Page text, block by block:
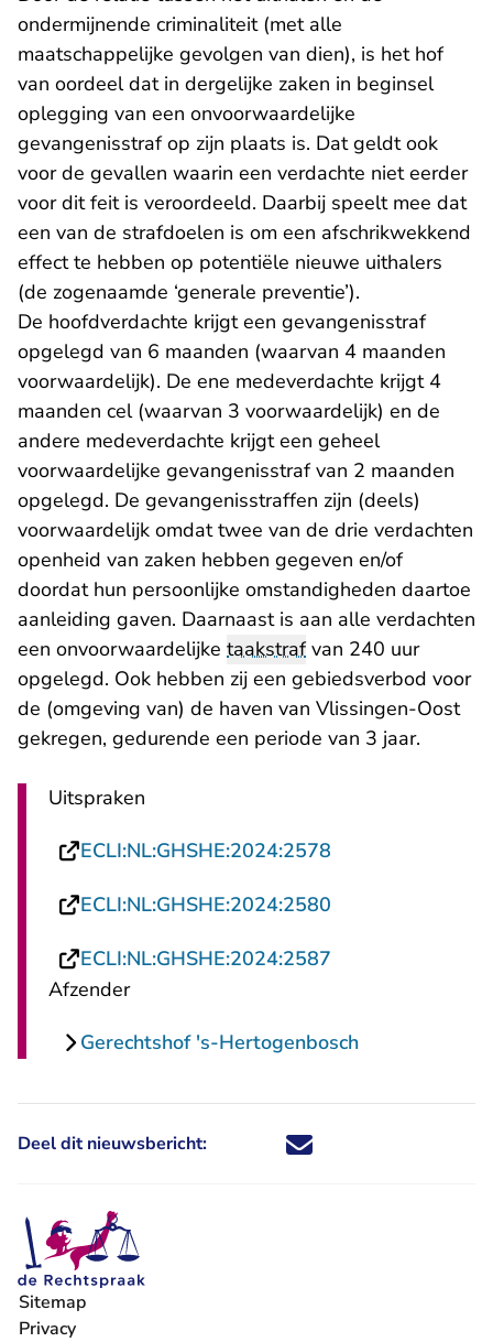
ondermijnende criminaliteit (met alle
maatschappelijke gevolgen van dien), is het hof
van oordeel dat in dergelijke zaken in beginsel
oplegging van een onvoorwaardelijke
gevangenisstraf op zijn plaats is. Dat geldt ook
voor de gevallen waarin een verdachte niet eerder
voor dit feit is veroordeeld. Daarbij speelt mee dat
een van de strafdoelen is om een afschrikwekkend
effect te hebben op potentiële nieuwe uithalers
(de zogenaamde ‘generale preventie’).
De hoofdverdachte krijgt een gevangenisstraf
opgelegd van 6 maanden (waarvan 4 maanden
voorwaardelijk). De ene medeverdachte krijgt 4
maanden cel (waarvan 3 voorwaardelijk) en de
andere medeverdachte krijgt een geheel
voorwaardelijke gevangenisstraf van 2 maanden
opgelegd. De gevangenisstraffen zijn (deels)
voorwaardelijk omdat twee van de drie verdachten
openheid van zaken hebben gegeven en/of
doordat hun persoonlijke omstandigheden daartoe
aanleiding gaven. Daarnaast is aan alle verdachten
een onvoorwaardelijke taakstrafvan 240 uur
opgelegd. Ook hebben zij een gebiedsverbod voor
de (omgeving van) de haven van Vlissingen-Oost
gekregen, gedurende een periode van 3 jaar.
Uitspraken
ECLI:NL:GHSHE:2024:2578
ECLI:NL:GHSHE:2024:2580
ECLI:NL:GHSHE:2024:2587
Afzender
Gerechtshof 's-Hertogenbosch
Deel dit nieuwsbericht: Deel dit nieuwsbericht via X -
Deel dit nieuwsbericht via
Deel dit nieuwsbericht
Deel dit
Sitemap
Privacy